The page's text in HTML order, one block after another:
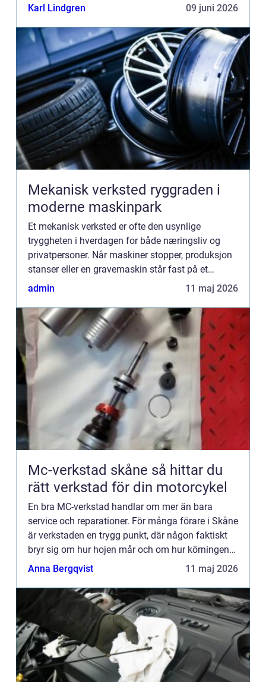
däcken alltid vara anpassade för underlaget. Ett
Karl Lindgren 09 juni 2026
Mekanisk verksted ryggraden i
moderne maskinpark
Et mekanisk verksted er ofte den usynlige
tryggheten i hverdagen for både næringsliv og
privatpersoner. Når maskiner stopper, produksjon
stanser eller en gravemaskin står fast på et
anlegg, er verkstedet stedet som får hjulene i gang
admin 11 maj 2026
Mc-verkstad skåne så hittar du
rätt verkstad för din motorcykel
En bra MC-verkstad handlar om mer än bara
service och reparationer. För många förare i Skåne
är verkstaden en trygg punkt, där någon faktiskt
bryr sig om hur hojen mår och om hur körningen
känns. Valet av verkstad påverkar både säkerhet,
Anna Bergqvist 11 maj 2026